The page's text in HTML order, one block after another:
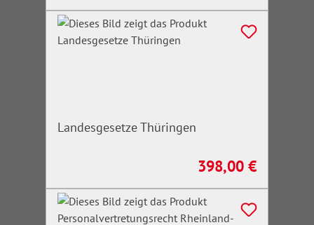
Landesgesetze Thüringen
Regulärer Preis:
398,00 €